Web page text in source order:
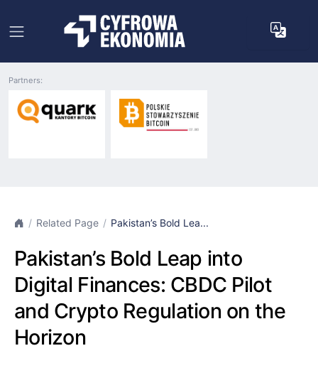
Partners:
Related Page Pakistan’s Bold Lea...
Pakistan’s Bold Leap into
Digital Finances: CBDC Pilot
and Crypto Regulation on the
Horizon